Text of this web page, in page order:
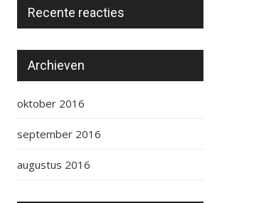
Recente reacties
Archieven
oktober 2016
september 2016
augustus 2016